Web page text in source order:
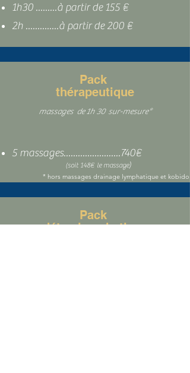
1h30 .........à partir de 155 €
2h ..............à partir de 200 €
Pack
thérapeutique
massages de 1h 30 sur-mesure*
5 massages........................740€
(soit 148€ le massage)
Pack
détox lymphatique
* hors massages drainage lymphatique et kobido